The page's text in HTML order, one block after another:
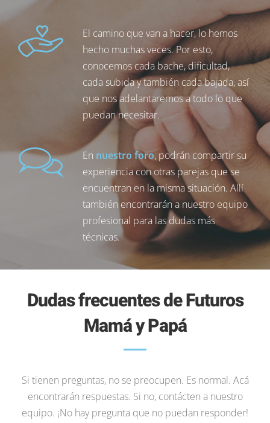
El camino que van a hacer, lo hemos
hecho muchas veces. Por esto,
conocemos cada bache, dificultad,
cada subida y también cada bajada, así
que nos adelantaremos a todo lo que
puedan necesitar.
En nuestro foro, podrán compartir su
experiencia con otras parejas que se
encuentran en la misma situación. Allí
también encontrarán a nuestro equipo
profesional para las dudas más
técnicas.
Dudas frecuentes de Futuros
Mamá y Papá
Si tienen preguntas, no se preocupen. Es normal. Acá
encontrarán respuestas. Si no, contácten a nuestro
equipo. ¡No hay pregunta que no puedan responder!